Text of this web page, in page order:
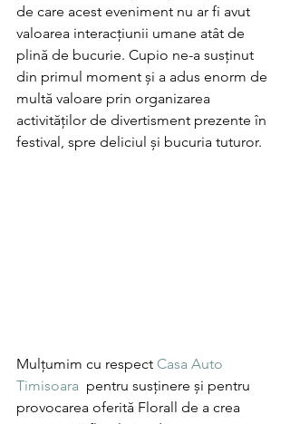
de care acest eveniment nu ar fi avut
valoarea interacțiunii umane atât de
plină de bucurie. Cupio ne-a susținut
din primul moment și a adus enorm de
multă valoare prin organizarea
activităților de divertisment prezente în
festival, spre deliciul și bucuria tuturor.
Mulțumim cu respect Casa Auto
Timisoara
  pentru susținere și pentru
provocarea oferită Florall de a crea